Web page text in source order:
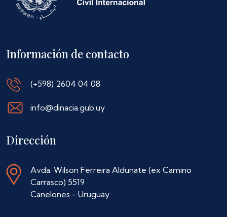
Información de contacto
(+598) 2604 04 08
info@dinacia.gub.uy
Dirección
Avda. Wilson Ferreira Aldunate (ex Camino
Carrasco) 5519
Canelones - Uruguay